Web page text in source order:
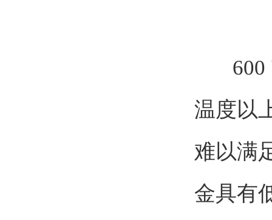
600 ℃
温度以
难以满
金具有